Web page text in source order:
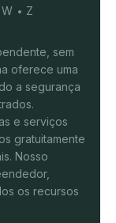
W Z
sem
oferece uma
a segurança
e serviços
gratuitamente
Nosso
os recursos